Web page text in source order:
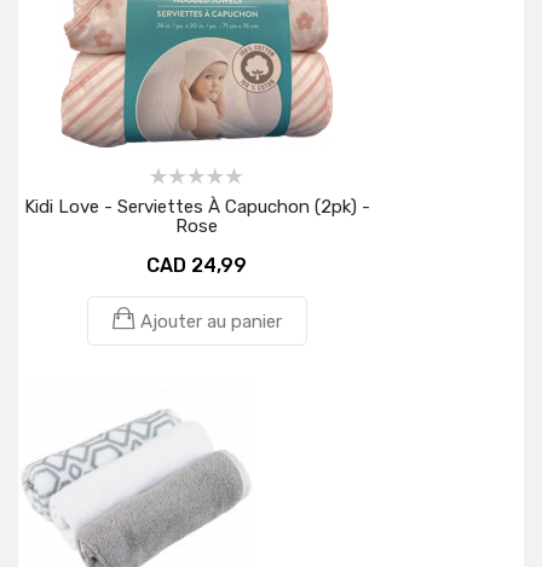
Kidi Love - Serviettes À Capuchon (2pk) -
Rose
CAD 24,99
Ajouter au panier